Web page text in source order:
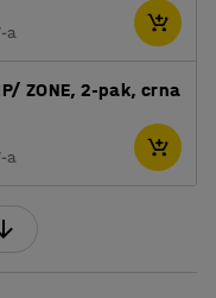
a
ZONE, 2-pak, crna
a